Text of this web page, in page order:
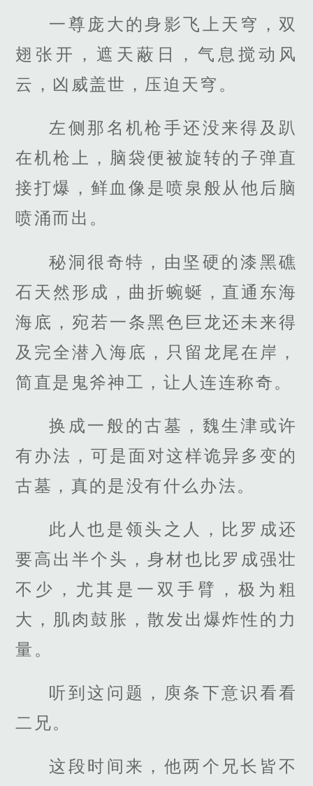
一尊庞大的身影飞上天穹，双
翅张开，遮天蔽日，气息搅动风
云，凶威盖世，压迫天穹。
左侧那名机枪手还没来得及趴
在机枪上，脑袋便被旋转的子弹直
接打爆，鲜血像是喷泉般从他后脑
喷涌而出。
秘洞很奇特，由坚硬的漆黑礁
石天然形成，曲折蜿蜒，直通东海
海底，宛若一条黑色巨龙还未来得
及完全潜入海底，只留龙尾在岸，
简直是鬼斧神工，让人连连称奇。
换成一般的古墓，魏生津或许
有办法，可是面对这样诡异多变的
古墓，真的是没有什么办法。
此人也是领头之人，比罗成还
要高出半个头，身材也比罗成强壮
不少，尤其是一双手臂，极为粗
大，肌肉鼓胀，散发出爆炸性的力
量。
听到这问题，庾条下意识看看
二兄。
这段时间来，他两个兄长皆不